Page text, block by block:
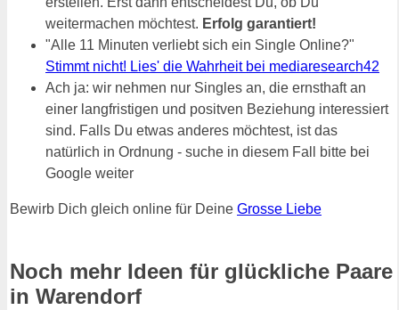
weitermachen möchtest. Erfolg garantiert!
"Alle 11 Minuten verliebt sich ein Single Online?"
Stimmt nicht! Lies' die Wahrheit bei mediaresearch42
Ach ja: wir nehmen nur Singles an, die ernsthaft an
einer langfristigen und positven Beziehung interessiert
sind. Falls Du etwas anderes möchtest, ist das
natürlich in Ordnung - suche in diesem Fall bitte bei
Google weiter
Bewirb Dich gleich online für Deine Grosse Liebe
Noch mehr Ideen für glückliche Paare
in Warendorf